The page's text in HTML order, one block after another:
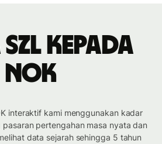
kepada
NOK
interaktif kami menggunakan kadar
pertengahan masa nyata dan
data sejarah sehingga 5 tahun